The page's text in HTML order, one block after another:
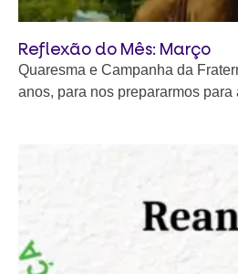
Reflexão do Mês: Março
Quaresma e Campanha da
anos, para nos prepararmos para